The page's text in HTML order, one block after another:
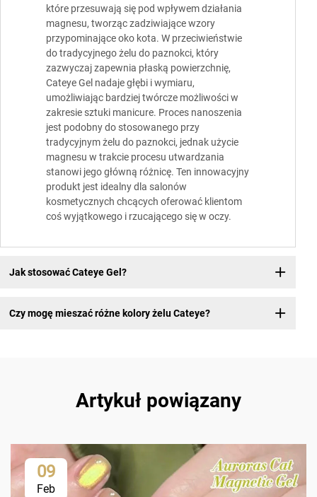
które przesuwają się pod wpływem działania
magnesu, tworząc zadziwiające wzory
przypominające oko kota. W przeciwieństwie
do tradycyjnego żelu do paznokci, który
zazwyczaj zapewnia płaską powierzchnię,
Cateye Gel nadaje głębi i wymiaru,
umożliwiając bardziej twórcze możliwości w
zakresie sztuki manicure. Proces nanoszenia
jest podobny do stosowanego przy
tradycyjnym żelu do paznokci, jednak użycie
magnesu w trakcie procesu utwardzania
stanowi jego główną różnicę. Ten innowacyjny
produkt jest idealny dla salonów
kosmetycznych chcących oferować klientom
coś wyjątkowego i rzucającego się w oczy.
Jak stosować Cateye Gel?
Czy mogę mieszać różne kolory żelu Cateye?
Artykuł powiązany
09
Feb